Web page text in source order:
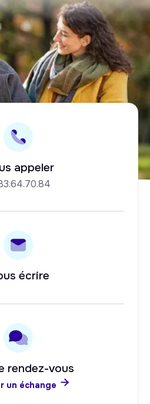
appeler
écrire
rendez-vous
un échange 